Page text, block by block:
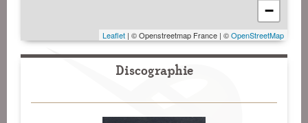
−
Leaflet | © Openstreetmap France | ©OpenStreetMap
Discographie